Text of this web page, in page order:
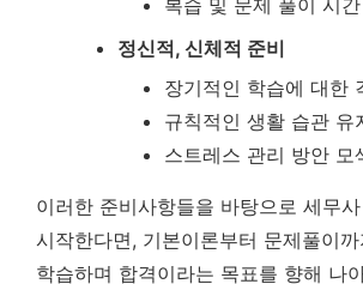
복습 및 문제 풀이 시
정신적, 신체적 준비
장기적인 학습에 대한
규칙적인 생활 습관 유
스트레스 관리 방안 모
이러한 준비사항들을 바탕으로 세무
시작한다면, 기본이론부터 문제풀이
학습하며 합격이라는 목표를 향해 나